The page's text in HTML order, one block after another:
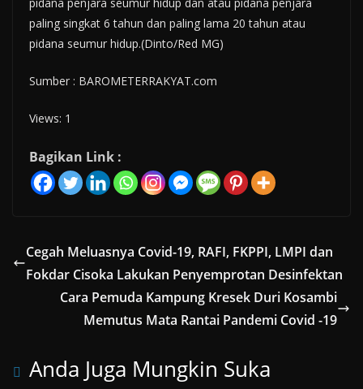
paling singkat 6 tahun dan paling lama 20 tahun atau
pidana seumur hidup.(Dinto/Red MG)
Sumber : BAROMETERRAKYAT.com
Views: 1
Bagikan Link :
Cegah Meluasnya Covid-19, RAFI, FKPPI, LMPI dan
Fokdar Cisoka Lakukan Penyemprotan Desinfektan
Cara Pemuda Kampung Kresek Duri Kosambi
Memutus Mata Rantai Pandemi Covid -19
Anda Juga Mungkin Suka